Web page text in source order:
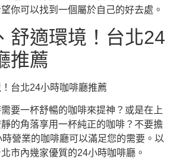
你可以找到一個屬於自己的好去處。
舒適環境！台北24
推薦
台北24小時咖啡廳推薦
要一杯舒暢的咖啡來提神？或是在上
的角落享用一杯純正的咖啡？不要擔
營業的咖啡廳可以滿足您的需要。以
市內幾家優質的24小時咖啡廳。